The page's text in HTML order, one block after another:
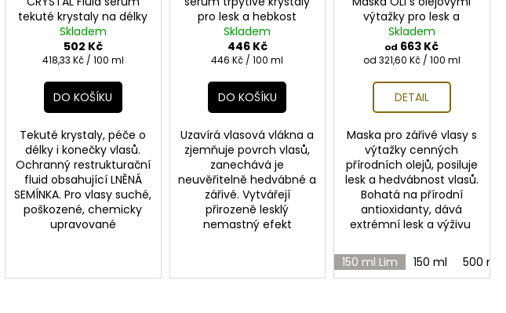
tekuté krystaly na délky
a konečky 120ml
Skladem
502 Kč
Měrná
418,33 Kč / 100 ml
DO KOŠÍKU
Tekuté krystaly, péče o
délky i konečky vlasů.
Ochranný restrukturační
fluid obsahující LNĚNÁ
SEMÍNKA. Pro vlasy suché,
poškozené, chemicky
upravované
pro lesk a hebkost
vlasů 100ml
Skladem
446 Kč
Měrná
446 Kč / 100 ml
DO KOŠÍKU
Uzavírá vlasová vlákna a
zjemňuje povrch vlasů,
zanechává je
neuvěřitelně hedvábné a
zářivé. Vytvářejí
přirozeně lesklý
nemastný efekt
výtažky pro lesk a
hedvábnost vlasů
Doprodej
Skladem
od 663 Kč
Měrná
od 321,60 Kč / 100 ml
DETAIL
Maska pro zářivé vlasy s
výtažky cenných
přírodních olejů, posiluje
lesk a hedvábnost vlasů.
Bohatá na přírodní
antioxidanty, dává
extrémní lesk a výživu
150 ml Lim 150 ml 500 ml